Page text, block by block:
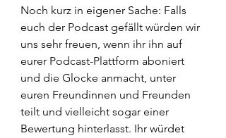
Noch kurz in eigener Sache: Falls
euch der Podcast gefällt würden wir
uns sehr freuen, wenn ihr ihn auf
eurer Podcast-Plattform aboniert
und die Glocke anmacht, unter
euren Freundinnen und Freunden
teilt und vielleicht sogar einer
Bewertung hinterlasst. Ihr würdet